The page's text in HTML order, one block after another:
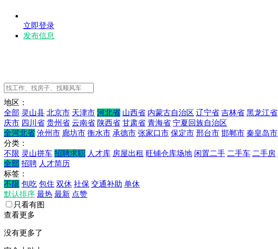
立即登录
发布信息
地区：
全部 灵山县 北京市 天津市 河北省 山西省 内蒙古自治区 辽宁省 吉林省 黑龙江省
庆市 四川省 贵州省 云南省 陕西省 甘肃省 青海省 宁夏回族自治区
全河北省 沧州市 廊坊市 衡水市 承德市 张家口市 保定市 邢台市 邯郸市 秦皇岛市
分类：
不限 灵山拼车 招聘求职 人才库 房屋出租 旺铺仓库场地 闲置二手 二手车 二手房
全部 招聘 人才简历
标签：
不限 包吃 包住 双休 社保 交通补助 单休
默认排序 最热 最新 点赞
只看有图
查看更多
没有更多了